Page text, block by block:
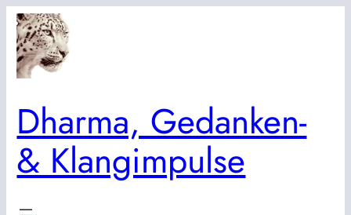
Zum
Inhalt
springen
Dharma, Gedanken-
& Klangimpulse